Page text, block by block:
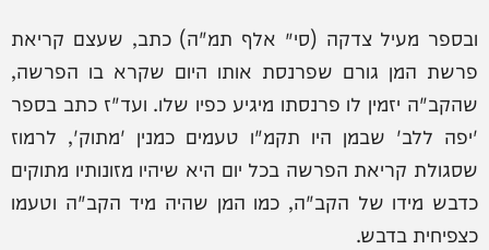
ובספר מעיל צדקה (סי׳ אלף תמ"ה) כתב, שעצם קריאת
פרשת המן גורם שפרנסת אותו היום שקרא בו הפרשה,
שהקב"ה יזמין לו פרנסתו מיגיע כפיו שלו. ועד"ז כתב בספר
'יפה ללב' שבמן היו תקמ"ו טעמים כמנין 'מתוק', לרמוז
שסגולת קריאת הפרשה בכל יום היא שיהיו מזונותיו מתוקים
כדבש מידו של הקב"ה, כמו המן שהיה מיד הקב"ה וטעמו
כצפיחית בדבש.